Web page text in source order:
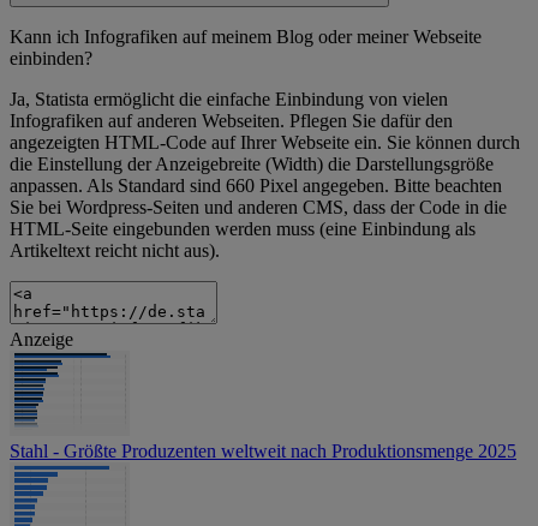
Kann ich Infografiken auf meinem Blog oder meiner Webseite
einbinden?
Ja, Statista ermöglicht die einfache Einbindung von vielen
Infografiken auf anderen Webseiten. Pflegen Sie dafür den
angezeigten HTML-Code auf Ihrer Webseite ein. Sie können durch
die Einstellung der Anzeigebreite (Width) die Darstellungsgröße
anpassen. Als Standard sind 660 Pixel angegeben. Bitte beachten
Sie bei Wordpress-Seiten und anderen CMS, dass der Code in die
HTML-Seite eingebunden werden muss (eine Einbindung als
Artikeltext reicht nicht aus).
Anzeige
Stahl - Größte Produzenten weltweit nach Produktionsmenge 2025